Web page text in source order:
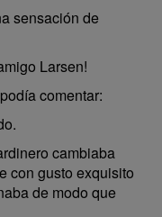
sensación de
Larsen!
comentar:
cambiaba
con gusto exquisito
de modo que